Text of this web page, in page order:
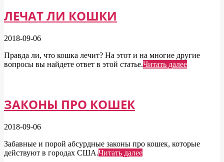
ЛЕЧАТ ЛИ КОШКИ
2018-09-06
Правда ли, что кошка лечит? На этот и на многие другие
вопросы вы найдете ответ в этой статье.Читать далее
ЗАКОНЫ ПРО КОШЕК
2018-09-06
Забавные и порой абсурдные законы про кошек, которые
действуют в городах США.Читать далее